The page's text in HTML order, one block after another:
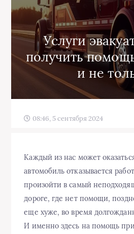
Услуги
получить
и не
08:46, 5 сентября 2024
Каждый из нас может
автомобиль отказывается
произойти в самый
дороге, где нет помощи,
еще хуже, во время
И именно здесь на помощь